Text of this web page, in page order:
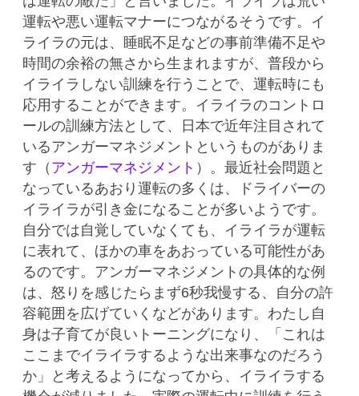
運転や悪い運転マナーにつながるそうです。イ
ライラの元は、睡眠不足などの事前準備不足や
時間の余裕の無さから生まれますが、普段から
イライラしない訓練を行うことで、運転時にも
応用することができます。イライラのコントロ
ールの訓練方法として、日本で近年注目されて
いるアンガーマネジメントというものがありま
す（ アンガーマネジメント ）。最近社会問題と
なっているあおり運転の多くは、ドライバーの
イライラが引き金になることが多いようです。
自分では自覚していなくても、イライラが運転
に表れて、ほかの車をあおっている可能性があ
るのです。アンガーマネジメントの具体的な例
は、怒りを感じたらまず6秒我慢する、自分の許
容範囲を広げていくなどがあります。わたし自
身は子育てが良いトーニングになり、「これは
ここまでイライラするような出来事なのだろう
か」と考えるようになってから、イライラする